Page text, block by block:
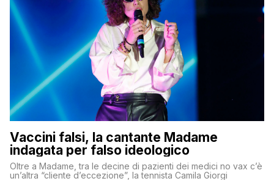
Vaccini falsi, la cantante Madame
indagata per falso ideologico
Oltre a Madame, tra le decine di pazienti dei medici no vax c’è
un’altra “cliente d’eccezione”, la tennista Camila Giorgi